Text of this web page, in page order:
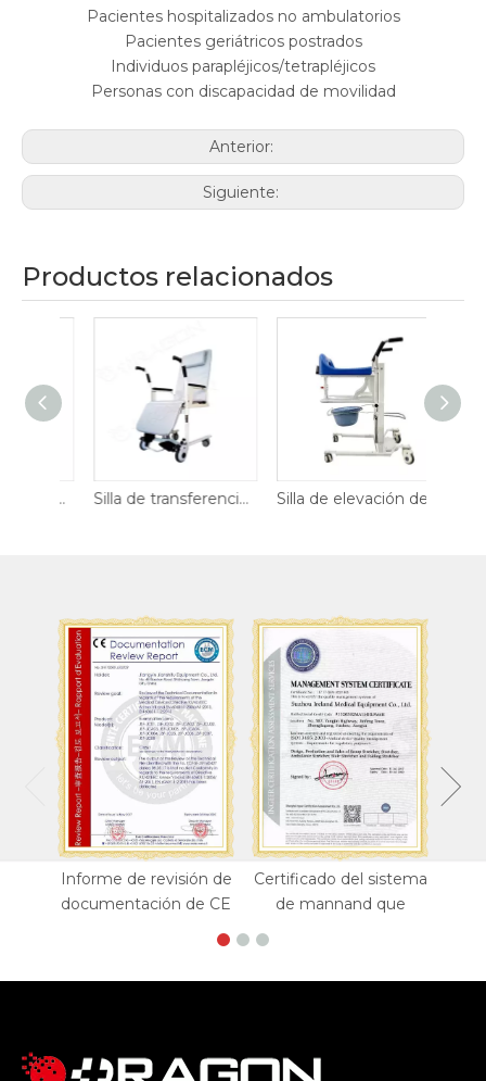
Pacientes hospitalizados no ambulatorios
Pacientes geriátricos postrados
Individuos parapléjicos/tetrapléjicos
Personas con discapacidad de movilidad
Anterior:
Siguiente:
Productos relacionados
Silla de transferencia hidráulica Silla de elevación de transferencia de pacientes
Informe de revisión de
documentación de CE
Certificado del sistema
de mannand que